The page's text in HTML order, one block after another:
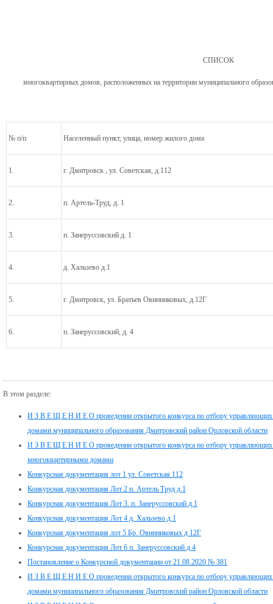
СПИСОК
многоквартирных домов, расположенных на территории муниципального
№ п/п Населенный пункт, улица, номер жилого дома
1. г. Дмитровск , ул. Советская, д.112
2. п. Артель-Труд, д. 1
3. п. Занеруссовский д. 1
4. д. Хальзево д.1
5. г. Дмитровск, ул. Братьев Овинниковых, д.12Г
6. п. Занеруссовский, д. 4
В этом разделе:
И З В Е Щ Е Н И Е О проведении открытого конкурса по отбору управляющих
домами муниципального образования Дмитровский район Орловской области
И З В Е Щ Е Н И Е О проведении открытого конкурса по отбору управляющих
многоквартирными домами
Конкурсная документация лот 1 ул. Советская 112
Конкурсная документация Лот 2 п. Артель Труд д.1
Конкурсная документация Лот 3. п. Занеруссовский д.1
Конкурсная документация Лот 4 д. Хальзево д.1
Конкурсная документация лот 5 Бр. Овинниковых д 12Г
Конкурсная документация Лот 6 п. Занеруссовский д.4
Постановление о Конкурсной документации от 21.08.2020 № 381
И З В Е Щ Е Н И Е О проведении открытого конкурса по отбору управляющих
домами муниципального образования Дмитровский район Орловской области